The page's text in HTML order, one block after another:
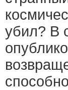
убил? В